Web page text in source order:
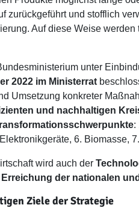
zurückgeführt und stofflich
Auf diese Weise
unter
2022 im Ministerrat
Umsetzung konkreter
und nachhaltigen
:
6. Biomasse,
wird auch der
der nationalen
Ziele der Strategie